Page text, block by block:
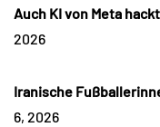
Auch KI von Meta
2026
Iranische
6, 2026